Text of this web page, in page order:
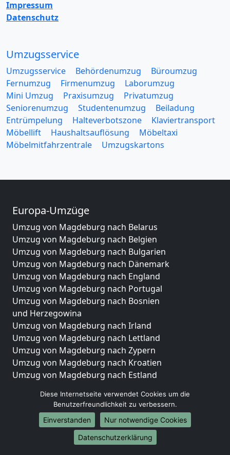
Impressum
Datenschutz
Umzugsservice
Umzugsservice Behördenumzug
Büroumzug
Fernumzug
Firmenumzug
Laborumzug
Mini Umzug
Praxisumzug
Privatumzug
Seniorenumzug
Studentenumzug
Beiladung
Entrümpelung
Halteverbotszone
Klaviertransport
Möbellift
Haushaltsauflösung
Möbeltaxi
Möbelmitfahrzentrale
Umzugskartons
Europa-Umzüge
Umzug von Magdeburg nach Belarus
Umzug von Magdeburg nach Belgien
Umzug von Magdeburg nach Bulgarien
Umzug von Magdeburg nach Dänemark
Umzug von Magdeburg nach England
Umzug von Magdeburg nach Portugal
Umzug von Magdeburg nach Bosnien
und Herzegowina
Umzug von Magdeburg nach Irland
Umzug von Magdeburg nach Lettland
Umzug von Magdeburg nach Zypern
Umzug von Magdeburg nach Kroatien
Umzug von Magdeburg nach Estland
Umzug von Magdeburg nach Frankreich
Umzug von Magdeburg nach Griechenland
Umzug von Magdeburg nach Italien
Umzug von Magdeburg nach Liechtenstein
Umzug von Magdeburg nach Luxemburg
Diese Internetseite verwendet Cookies um die
Benutzerfreundlichkeit zu verbessern.
Einverstanden
Nur notwendige Cookies
Datenschutzerklärung